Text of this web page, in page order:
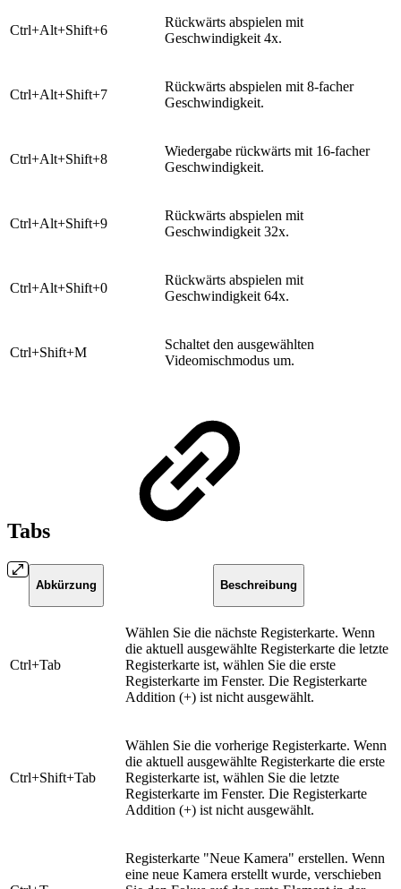
​Ctrl+Alt+Shift+6
Rückwärts abspielen mit
Geschwindigkeit 4x.
​Ctrl+Alt+Shift+7
​Rückwärts abspielen mit 8-facher
Geschwindigkeit.
​Ctrl+Alt+Shift+8
​Wiedergabe rückwärts mit 16-facher
Geschwindigkeit.
​Ctrl+Alt+Shift+9
​Rückwärts abspielen mit
Geschwindigkeit 32x.
​Ctrl+Alt+Shift+0
​Rückwärts abspielen mit
Geschwindigkeit 64x.
​Ctrl+Shift+M
Schaltet den ausgewählten
Videomischmodus um.
Tabs
Abkürzung Beschreibung
​Ctrl+Tab
​Wählen Sie die nächste Registerkarte. Wenn
die aktuell ausgewählte Registerkarte die letzte
Registerkarte ist, wählen Sie die erste
Registerkarte im Fenster. Die Registerkarte
Addition (+) ist nicht ausgewählt.
​Ctrl+Shift+Tab
​Wählen Sie die vorherige Registerkarte. Wenn
die aktuell ausgewählte Registerkarte die erste
Registerkarte ist, wählen Sie die letzte
Registerkarte im Fenster. Die Registerkarte
Addition (+) ist nicht ausgewählt.
​Registerkarte "Neue Kamera" erstellen. Wenn
eine neue Kamera erstellt wurde, verschieben